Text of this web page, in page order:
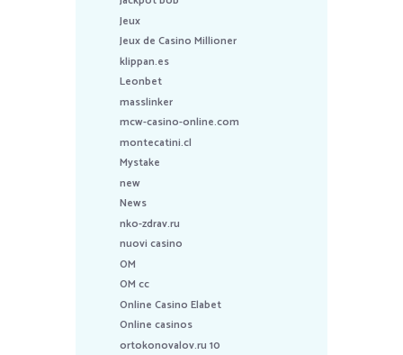
Jeux
Jeux de Casino Millioner
klippan.es
Leonbet
masslinker
mcw-casino-online.com
montecatini.cl
Mystake
new
News
nko-zdrav.ru
nuovi casino
OM
OM cc
Online Casino Elabet
Online casinos
ortokonovalov.ru 10